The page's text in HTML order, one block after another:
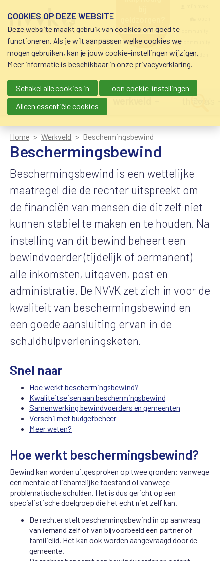
schuldhulp • sociaal
krediet • budgetbeheer •
beschermingsbewind
0800-8115.nl
nvvk-leden
Main navigation
nieuws agenda
Home Werkveld Beschermingsbewind
Beschermingsbewind
Beschermingsbewind is een wettelijke
maatregel die de rechter uitspreekt om
de financiën van mensen die dit zelf niet
kunnen stabiel te maken en te houden. Na
instelling van dit bewind beheert een
bewindvoerder (tijdelijk of permanent)
alle inkomsten, uitgaven, post en
administratie. De NVVK zet zich in voor de
kwaliteit van beschermingsbewind en
een goede aansluiting ervan in de
schuldhulpverleningsketen.
Snel naar
Hoe werkt beschermingsbewind?
Kwaliteitseisen aan beschermingsbewind
Samenwerking bewindvoerders en gemeenten
Verschil met budgetbeheer
Meer weten?
Hoe werkt beschermingsbewind?
Bewind kan worden uitgesproken op twee gronden: vanwege
een mentale of lichamelijke toestand of vanwege
problematische schulden. Het is dus gericht op een
specialistische doelgroep die het echt niet zelf kan.
De rechter stelt beschermingsbewind in op aanvraag
van iemand zelf of van bijvoorbeeld een partner of
familielid. Het kan ook worden aangevraagd door de
gemeente.
COOKIES OP DEZE WEBSITE
Deze website maakt gebruik van cookies om goed te
functioneren. Als je wilt aanpassen welke cookies we
mogen gebruiken, kan je jouw cookie-instellingen wijzigen.
Meer informatie is beschikbaar in onze privacyverklaring.
Schakel alle cookies in
Toon cookie-instellingen
Alleen essentiële cookies